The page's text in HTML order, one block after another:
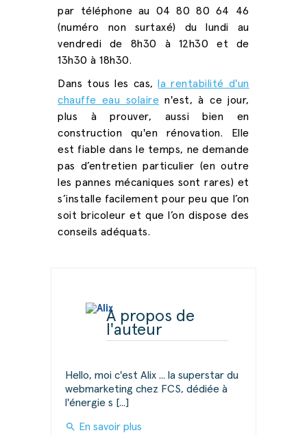
par téléphone au 04 80 80 64 46
(numéro non surtaxé) du lundi au
vendredi de 8h30 à 12h30 et de
13h30 à 18h30.
Dans tous les cas,
la rentabilité d'un
chauffe eau solaire n'est, à ce jour,
plus à prouver, aussi bien en
construction qu'en rénovation. Elle
est fiable dans le temps, ne demande
pas d’entretien particulier (en outre
les pannes mécaniques sont rares) et
s’installe facilement pour peu que l’on
soit bricoleur et que l’on dispose des
conseils adéquats.
A propos de
l'auteur
Hello, moi c'est Alix ... la superstar du
webmarketing chez FCS, dédiée à
l'énergie s [...]
search En savoir plus